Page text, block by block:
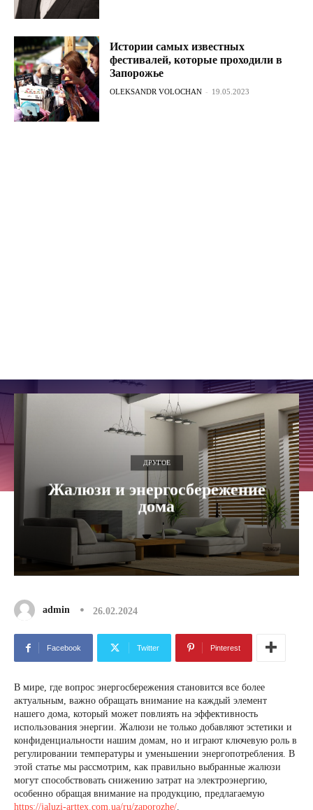
Истории самых известных
фестивалей, которые проходили в
Запорожье
OLEKSANDR VOLOCHAN - 19.05.2023